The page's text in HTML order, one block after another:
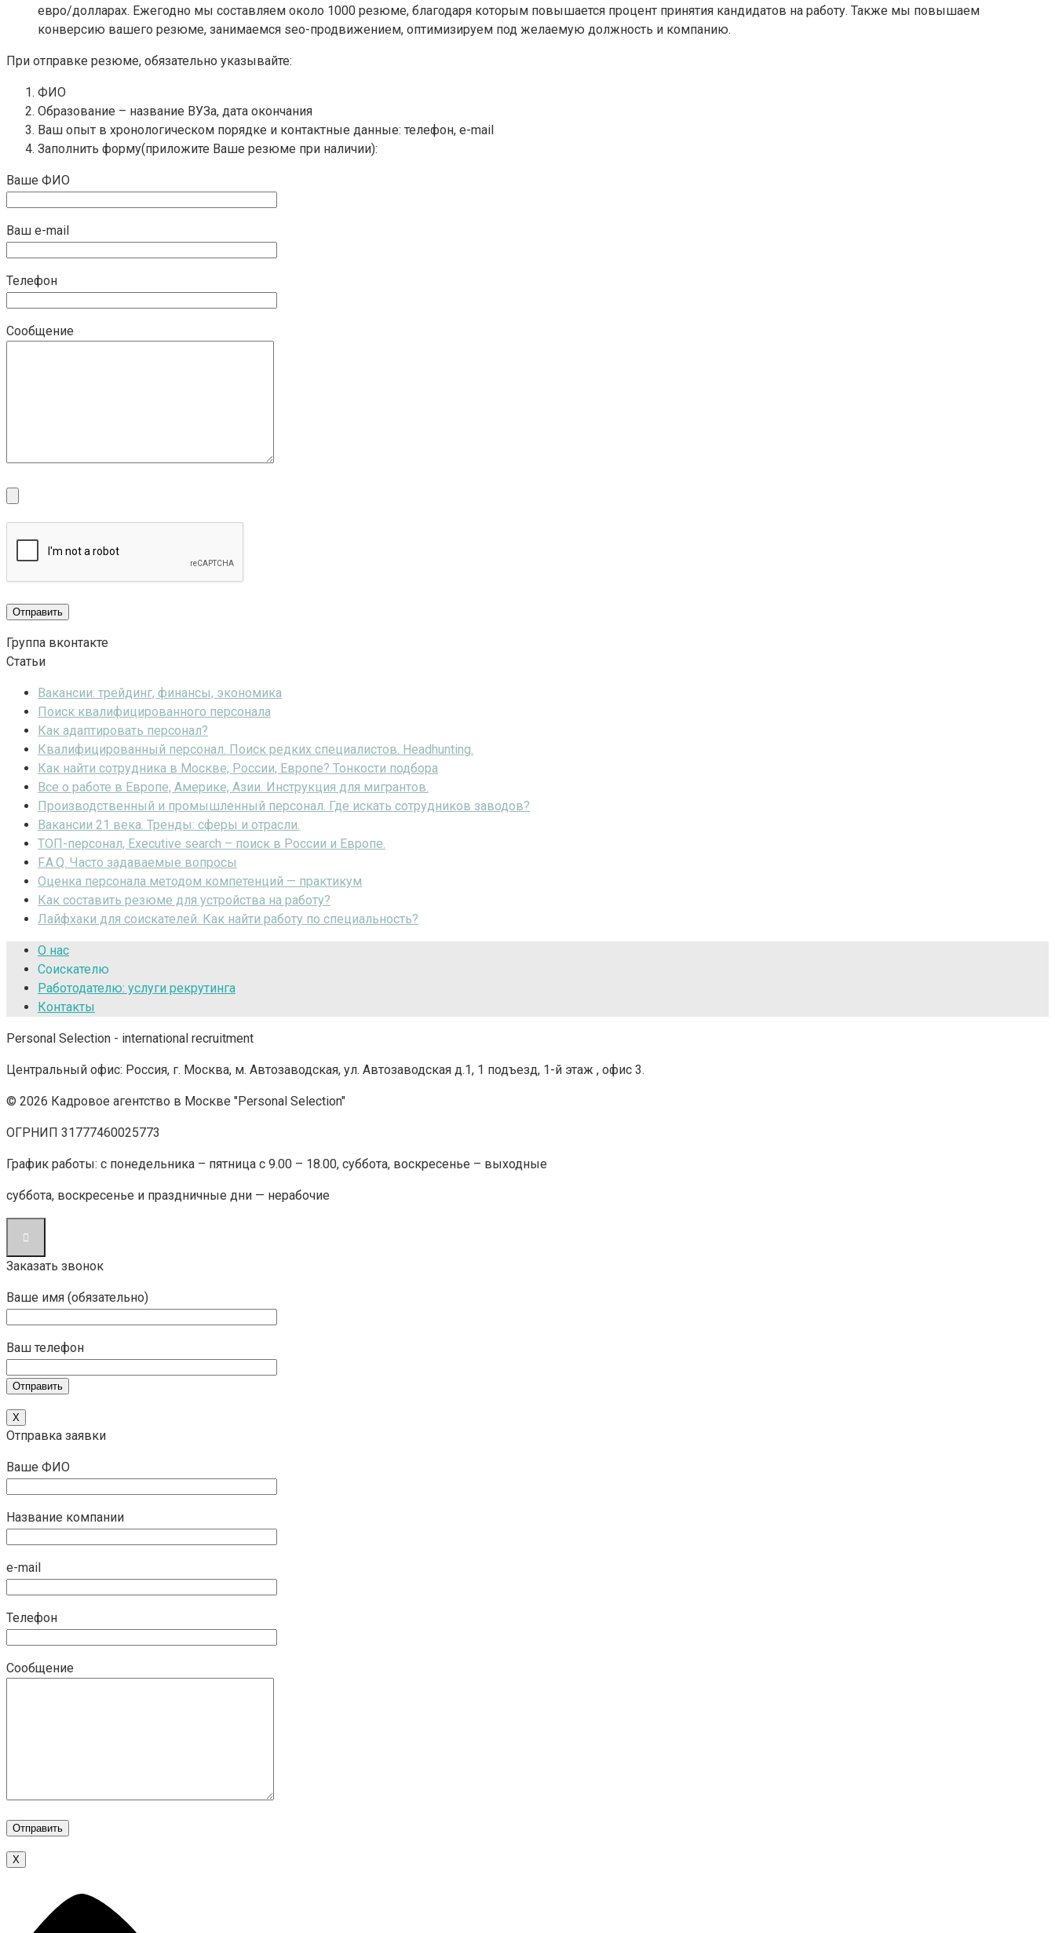
евро/долларах. Ежегодно мы составляем около 1000 резюме, благодаря которым повышается процент принятия кандидатов на работу. Также мы повышаем
конверсию вашего резюме, занимаемся seo-продвижением, оптимизируем под желаемую должность и компанию.
При отправке резюме, обязательно указывайте:
ФИО
Образование – название ВУЗа, дата окончания
Ваш опыт в хронологическом порядке и контактные данные: телефон, e-mail
Заполнить форму(приложите Ваше резюме при наличии):
Ваше ФИО
Ваш e-mail
Телефон
Сообщение
Группа вконтакте
Статьи
Вакансии: трейдинг, финансы, экономика
Поиск квалифицированного персонала
Как адаптировать персонал?
Квалифицированный персонал. Поиск редких специалистов. Headhunting.
Как найти сотрудника в Москве, России, Европе? Тонкости подбора
Все о работе в Европе, Америке, Азии. Инструкция для мигрантов.
Производственный и промышленный персонал. Где искать сотрудников заводов?
Вакансии 21 века. Тренды: сферы и отрасли.
ТОП-персонал, Executive search – поиск в России и Европе.
F.A.Q. Часто задаваемые вопросы
Оценка персонала методом компетенций — практикум
Как составить резюме для устройства на работу?
Лайфхаки для соискателей. Как найти работу по специальность?
О нас
Соискателю
Работодателю: услуги рекрутинга
Контакты
Personal Selection - international recruitment
Центральный офис: Россия, г. Москва, м. Автозаводская, ул. Автозаводская д.1, 1 подъезд, 1-й этаж , офис 3.
© 2026 Кадровое агентство в Москве "Personal Selection"
ОГРНИП 31777460025773
График работы: с понедельника – пятница с 9.00 – 18.00, суббота, воскресенье – выходные
суббота, воскресенье и праздничные дни — нерабочие
Заказать звонок
Ваше имя (обязательно)
Ваш телефон
X
Отправка заявки
Ваше ФИО
Название компании
e-mail
Телефон
Сообщение
Х